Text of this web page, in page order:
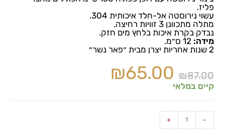
פליז.
עשוי נירוסטה אל-חלד איכותית 304.
מתלה מתכוונן 3 זוויות רחיצה.
נבדק בקרת איכות בלחץ מים חזק.
מידה: 12 ס״מ.
2 שנות אחריות יצרן מבית ״פאר נשר״
₪87.00
₪65.00
קיים במלאי
-
+